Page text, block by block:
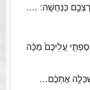
כַּנְּחֻשָֽׁה: ….
עֲלֵיכֶם֙ מַכָּ֔ה
אֶתְכֶ֔ם…